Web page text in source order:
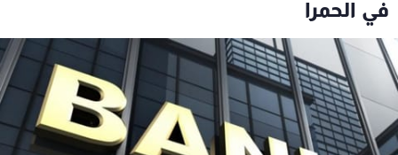
في الحمرا
سياسة ناس
إقتصاد فن
منوعات رياضة